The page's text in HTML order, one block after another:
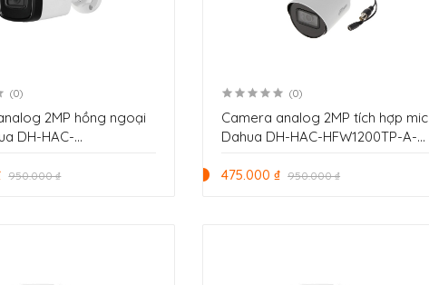
(0)
2MP hồng ngoại
DH-HAC-
950.000 ₫
(0)
Camera analog 2MP tích hợp mic
Dahua DH-HAC-HFW1200TP-A-
475.000 ₫ 950.000 ₫